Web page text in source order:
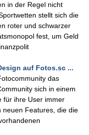
in der Regel nicht
stellt sich die
roter und schwarzer
fest, um Geld
auf Fotos.sc ...
das
sich in einem
für ihre User immer
neuen Features, die die